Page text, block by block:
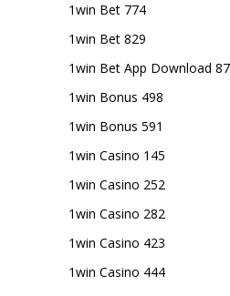
1win Bet 774
1win Bet 829
1win Bet App Download
1win Bonus 498
1win Bonus 591
1win Casino 145
1win Casino 252
1win Casino 282
1win Casino 423
1win Casino 444